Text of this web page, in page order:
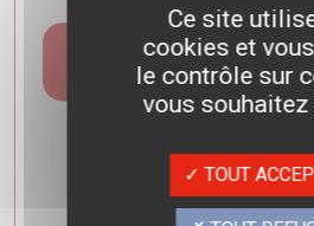
Ce site
cookies et
le contrôle sur
vous
TOUT